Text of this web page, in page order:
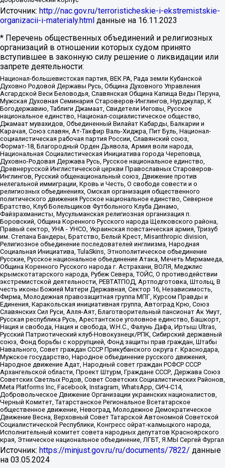
Источник: http://nac.gov.ru/terroristicheskie-i-ekstremistskie-
organizacii-i-materialy.html данные на 16.11.2023
* Перечень общественных объединений и религиозных
организаций в отношении которых судом принято
вступившее в законную силу решение о ликвидации или
запрете деятельности:
Национал-большевистская партия, ВЕК РА, Рада земли Кубанской
Духовно Родовой Державы Русь, Община Духовного Управления
Асгардской Веси Беловодья, Славянская Община Капища Веды Перуна,
Мужская Духовная Семинария Староверов-Инглингов, Нурджулар, К
Богодержавию, Таблиги Джамаат, Свидетели Иеговы, Русское
национальное единство, Национал-социалистическое общество,
Джамаат мувахидов, Объединенный Вилайат Кабарды, Балкарии и
Карачая, Союз славян, Ат-Такфир Валь-Хиджра, Пит Буль, Национал-
социалистическая рабочая партия России, Славянский союз,
Формат-18, Благородный Орден Дьявола, Армия воли народа,
Национальная Социалистическая Инициатива города Череповца,
Духовно-Родовая Держава Русь, Русское национальное единство,
Древнерусской Инглистической церкви Православных Староверов-
Инглингов, Русский общенациональный союз, Движение против
нелегальной иммиграции, Кровь и Честь, О свободе совести и о
религиозных объединениях, Омская организация общественного
политического движения Русское национальное единство, Северное
Братство, Клуб Болельщиков Футбольного Клуба Динамо,
Файзрахманисты, Мусульманская религиозная организация п.
Боровский, Община Коренного Русского народа Щелковского района,
Правый сектор, УНА - УНСО, Украинская повстанческая армия, Тризуб
им. Степана Бандеры, Братство, Белый Крест, Misanthropic division,
Религиозное объединение последователей инглиизма, Народная
Социальная Инициатива, TulaSkins, Этнополитическое объединение
Русские, Русское национальное объединение Атака, Мечеть Мирмамеда,
Община Коренного Русского народа г. Астрахани, ВОЛЯ, Меджлис
крымскотатарского народа, Рубеж Севера, ТОЙС, О противодействии
экстремистской деятельности, РЕВТАТПОД, Артподготовка, Штольц, В
честь иконы Божией Матери Державная, Сектор 16, Независимость,
Фирма, Молодежная правозащитная группа МПГ, Курсом Правды и
Единения, Каракольская инициативная группа, Автоград Крю, Союз
Славянских Сил Руси, Алля-Аят, Благотворительный пансионат Ак Умут,
Русская республика Русь, Арестантское уголовное единство, Башкорт,
Нация и свобода, Нация и свобода, W.H.С., Фалунь Дафа, Иртыш Ultras,
Русский Патриотический клуб-Новокузнецк/РПК, Сибирский державный
союз, Фонд борьбы с коррупцией, Фонд защиты прав граждан, Штабы
Навального, Совет граждан СССР Прикубанского округа г. Краснодара,
Мужское государство, Народное объединение русского движения,
Народное движение Адат, Народный совет граждан РСФСР СССР
Архангельской области, Проект Штурм, Граждане СССР, Держава Союз
Советских Светлых Родов, Совет Советских Социалистических Районов,
Meta Platforms Inc, Facebook, Instagram, WhatsApp, СИЧ-С14,
Добровольческое Движение Организации украинских националистов,
Черный Комитет, Татарстанское Региональное Всетатарское
общественное движение, Невоград, Молодежное Демократическое
Движение Весна, Верховный Совет Татарской Автономной Советской
Социалистической Республики, Конгресс ойрат-калмыцкого народа,
Исполнительный комитет совета народных депутатов Красноярского
края, Этническое национальное объединение, ЛГБТ, Я.МЫ Сергей Фургал
Источник: https://minjust.gov.ru/ru/documents/7822/ данные
на 03.05.2024